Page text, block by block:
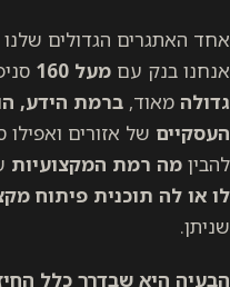
אחד האתגרים הגדולים
אנחנו בנק עם מעל 160
גדולה מאוד, ברמת הידע,
העסקיים של אזורים ואפילו
להבין מה רמת המקצועיות
לו או לה תוכנית פיתוח
שניתן.
הבעיה היא שבדרך כלל